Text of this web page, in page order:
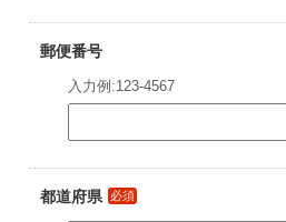
郵便番号
入力例:123-4567
都道府県 必須